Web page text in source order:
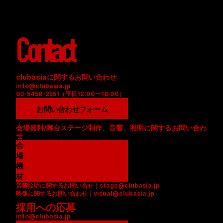
Contact
clubasiaに関するお問い合わせ
info@clubasia.jp
03-5458-2551（平日12:00〜18:00）
お問い合わせフォーム
会場資料/舞台ステージ制作、音響、照明に関するお問い合わ
せ
会
場
資
料
(
P
D
F
機
材
リ
ス
ト
(
音響照明に関するお問い合せ｜stage@clubasia.jp
映像に関するお問い合わせ｜visual@clubasia.jp
採用への応募
info@clubasia.jp